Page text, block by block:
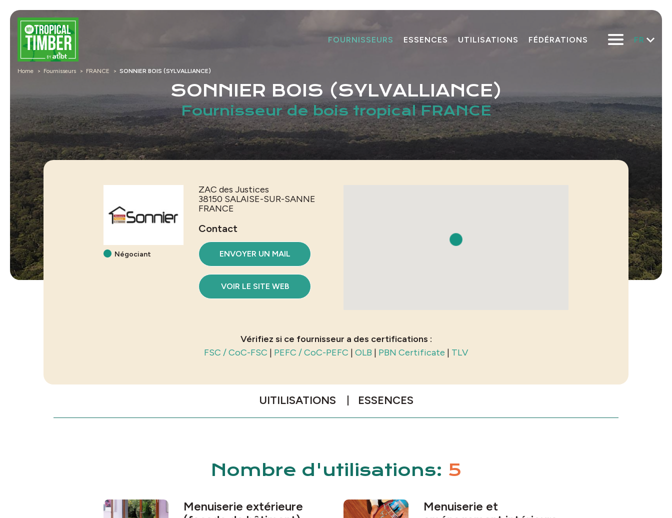
FOURNISSEURS ESSENCES UTILISATIONS FÉDÉRATIONS FR
Home Fournisseurs FRANCE SONNIER BOIS (SYLVALLIANCE)
SONNIER BOIS (SYLVALLIANCE)
Fournisseur de bois tropical FRANCE
Négociant
ZAC des Justices
38150 SALAISE-SUR-SANNE
FRANCE
Contact
ENVOYER UN MAIL
VOIR LE SITE WEB
Vérifiez si ce fournisseur a des certifications :
FSC / CoC-FSC | PEFC / CoC-PEFC | OLB | PBN Certificate | TLV
UITILISATIONS ESSENCES
Nombre d'utilisations: 5
Menuiserie extérieure
Menuiserie et